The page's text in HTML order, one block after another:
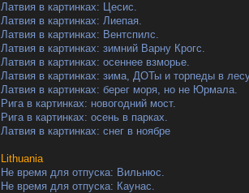
Латвия в картинках: Цесис.
Латвия в картинках: Лиепая.
Латвия в картинках: Вентспилс.
Латвия в картинках: зимний Варну Крогс.
Латвия в картинках: осеннее взморье.
Латвия в картинках: зима, ДОТы и торпеды в
Латвия в картинках: берег моря, но не Юрмала.
Рига в картинках: новогодний мост.
Рига в картинках: осень в парках.
Латвия в картинках: снег в ноябре
Lithuania
Не время для отпуска: Вильнюс.
Не время для отпуска: Каунас.